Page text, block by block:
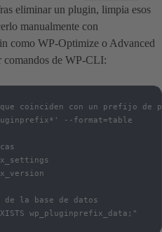
eliminar un plugin, limpia esos
manualmente con
como WP-Optimize o Advanced
comandos de WP-CLI:
coinciden con un prefijo de
--format=table
la base de datos
wp_pluginprefix_data;"